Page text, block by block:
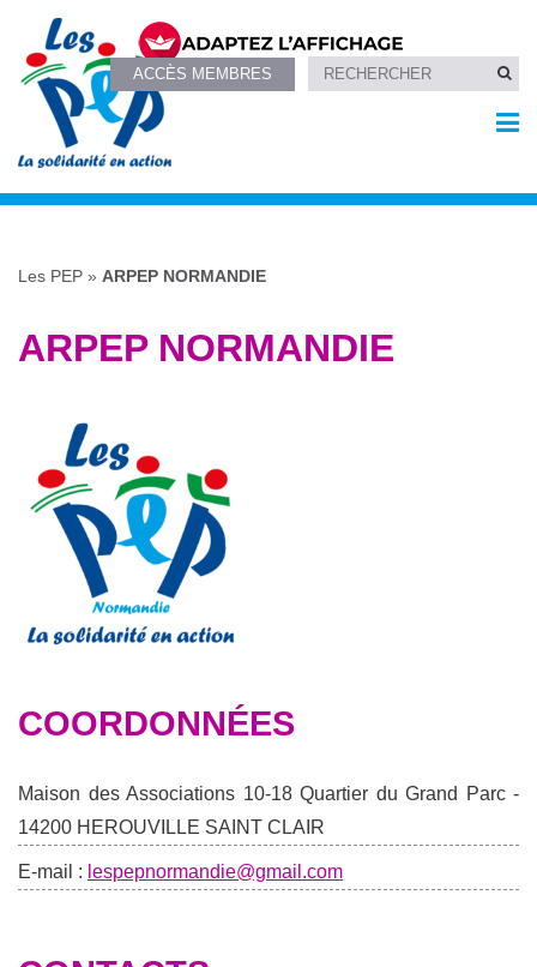
ACCÈS MEMBRES
Les PEP » ARPEP NORMANDIE
ARPEP NORMANDIE
COORDONNÉES
Maison des Associations 10-18 Quartier du Grand Parc -
14200 HEROUVILLE SAINT CLAIR
E-mail : lespepnormandie@gmail.com